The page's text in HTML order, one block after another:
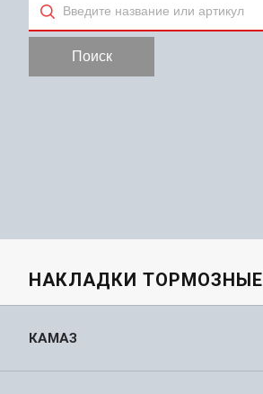
Поиск
НАКЛАДКИ ТОРМОЗНЫЕ
КАМАЗ